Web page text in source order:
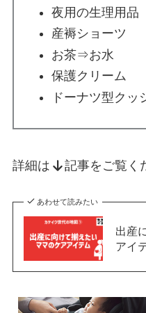
夜用の生理用品
産褥ショーツ
お茶⇒お水
保護クリーム
ドーナツ型クッ
詳細は 記事をご覧く
あわせて読みたい
出産
アイ